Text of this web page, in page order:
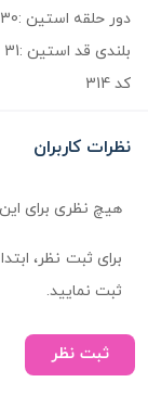
دور حلقه استین :30
بلندی قد استین :31
کد 314
نظرات کاربران
هیچ نظری برای
برای ثبت نظر،
ثبت نمایید.
ثبت نظر